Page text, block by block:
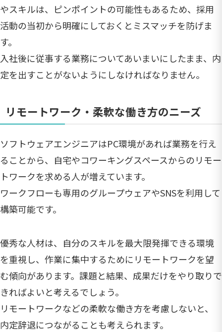
やスキルは、ピンポイントの可能性もあるため、採用
活動の当初から明確にしておくとミスマッチを防げま
す。
入社後に従事する業務についてあいまいにしたまま、内
定を出すことがないようにしなければなりません。
リモートワーク・柔軟な働き方のニーズ
ソフトウェアエンジニアはPC環境があれば業務を行え
ることから、自宅やコワーキングスペースからのリモー
トワークを求める人が増えています。
ワークフローも専用のグループウェアやSNSを利用して
構築可能です。
優秀な人材は、自分のスキルを最大限発揮できる環境
を重視し、作業に集中するためにリモートワークを望
む傾向があります。課題と結果、成果だけをやり取りで
きればよいと考えるでしょう。
リモートワークなどの柔軟な働き方を考慮しないと、
内定辞退につながることも考えられます。